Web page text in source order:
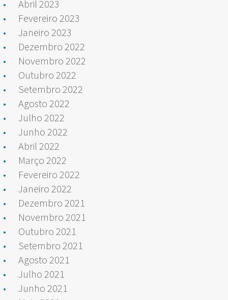
Abril 2023
Fevereiro 2023
Janeiro 2023
Dezembro 2022
Novembro 2022
Outubro 2022
Setembro 2022
Agosto 2022
Julho 2022
Junho 2022
Abril 2022
Março 2022
Fevereiro 2022
Janeiro 2022
Dezembro 2021
Novembro 2021
Outubro 2021
Setembro 2021
Agosto 2021
Julho 2021
Junho 2021